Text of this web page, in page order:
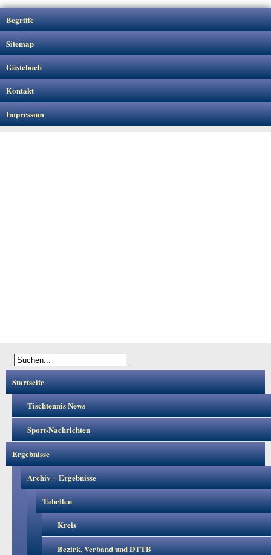
Begriffe
Sitemap
Gästebuch
Kontakt
Impressum
Startseite
Tischtennis News
Sport-Nachrichten
Ergebnisse
Archiv – Ergebnisse
Tabellen
Kreis
Bezirk, Verband und DTTB